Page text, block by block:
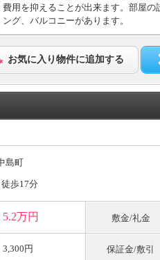
費用を抑えることが出来ます。部屋の
ング、バルコニーがあります。
お気に入り物件に追加する
島町
歩17分
5.2万円 敷金/礼金
3,300円 保証金/敷引